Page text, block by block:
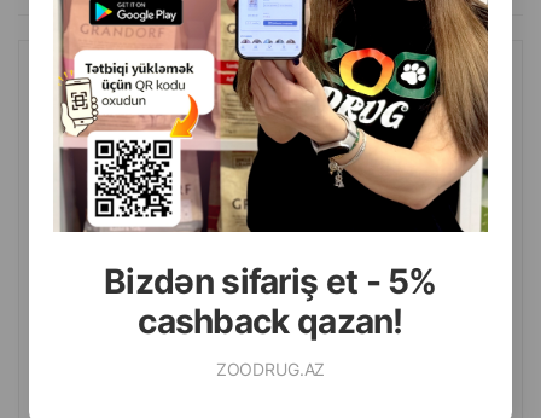
Bizdən sifariş et - 5%
cashback qazan!
ZOODRUG.AZ
Hər gün üçün idealdır.
Elastik.
Yumaq imkanı.
Hərəkət rahatlığı və azadlığı təmin edir.
Keyfiyyətli materiallardan hazırlanmışdır.
AMIPLAY PIŞIK EVI. RƏNG: BOZ. ÖLÇÜ: 33X42X36 SM.